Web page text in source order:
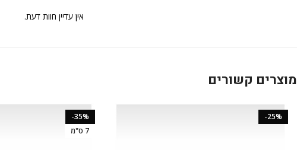
אין עדיין חוות דעת.
מוצרים קשורים
-25%
-35%
7 ס"מ